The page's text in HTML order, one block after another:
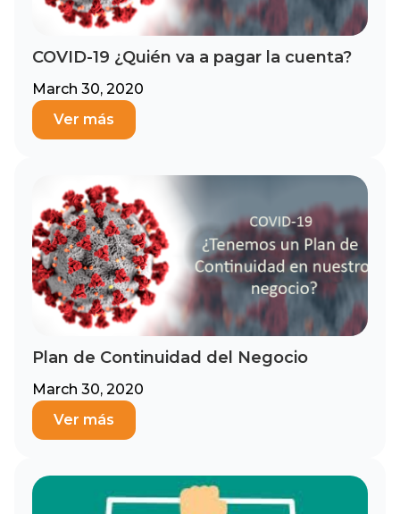
COVID-19 ¿Quién va a pagar la cuenta?
March 30, 2020
Ver más
Plan de Continuidad del Negocio
March 30, 2020
Ver más